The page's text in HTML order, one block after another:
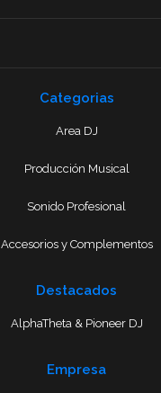
Categorias
Area DJ
Producción Musical
Sonido Profesional
Accesorios y Complementos
Destacados
AlphaTheta & Pioneer DJ
Empresa